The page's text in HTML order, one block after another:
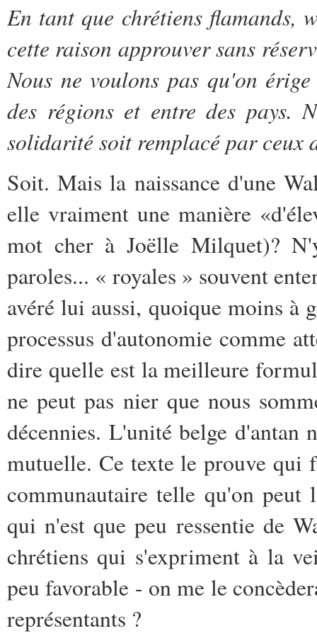
En tant que chrétiens flamands,
cette raison approuver sans
Nous ne voulons pas qu'on
des régions et entre des pays.
solidarité soit remplacé par ceux
Soit. Mais la naissance d'une
elle vraiment une manière
mot cher à Joëlle Milquet)?
paroles... « royales » souvent
avéré lui aussi, quoique moins à
processus d'autonomie comme
dire quelle est la meilleure
ne peut pas nier que nous
décennies. L'unité belge d'antan
mutuelle. Ce texte le prouve qui
communautaire telle qu'on peut
qui n'est que peu ressentie de
chrétiens qui s'expriment à la
peu favorable - on me le
représentants ?